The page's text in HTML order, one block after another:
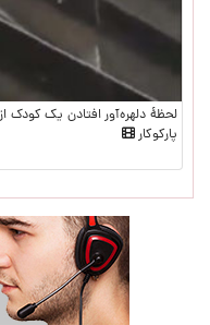
لحظۀ دلهره‌آور افتادن یک
پارکوکار